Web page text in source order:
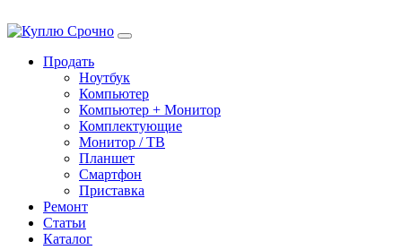
Продать
Ноутбук
Компьютер
Компьютер + Монитор
Комплектующие
Монитор / ТВ
Планшет
Смартфон
Приставка
Ремонт
Статьи
Каталог